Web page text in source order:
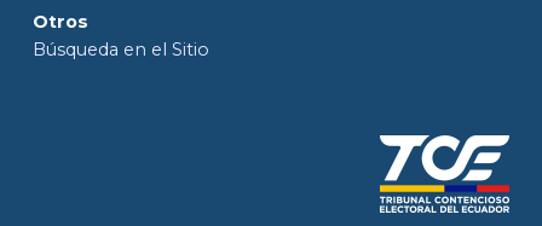
Otros
Búsqueda en el Sitio